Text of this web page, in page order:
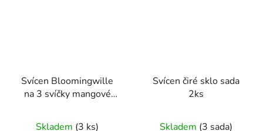
Svícen Bloomingwille
na 3 svíčky mangové
Skladem (3 ks)
Svícen čiré sklo sada
2ks
Skladem (3 sada)